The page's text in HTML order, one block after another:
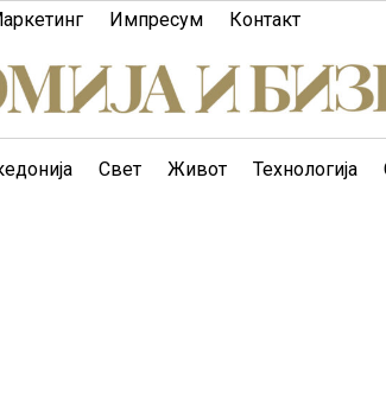
Импресум Контакт
Свет Живот Технологија